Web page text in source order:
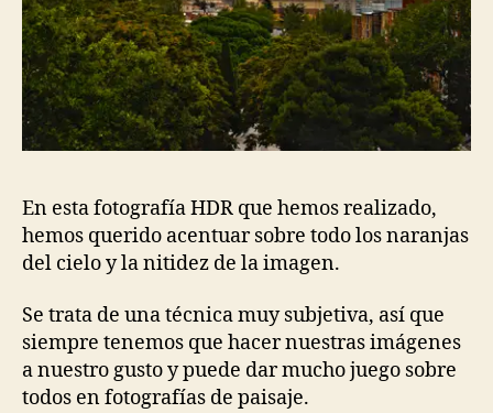
En esta fotografía HDR que hemos realizado,
hemos querido acentuar sobre todo los naranjas
del cielo y la nitidez de la imagen.
Se trata de una técnica muy subjetiva, así que
siempre tenemos que hacer nuestras imágenes
a nuestro gusto y puede dar mucho juego sobre
todos en fotografías de paisaje.